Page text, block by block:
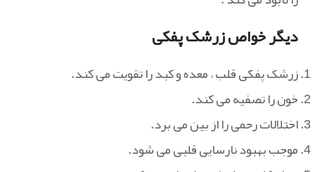
دیگر خواص زرشک پفکی
زرشک پفکی قلب ، معده و کبد را تقویت می کند.
خون را تصفیه می کند.
اختلالات رحمی را از بین می برد.
موجب بهبود نارسایی قلبی می شود.